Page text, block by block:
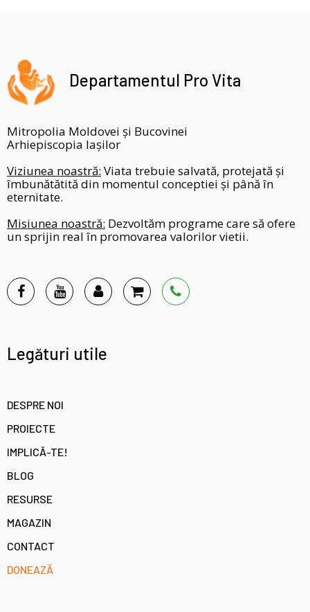
Departamentul Pro Vita
Mitropolia Moldovei și Bucovinei
Arhiepiscopia Iașilor
Viziunea noastră: Viata trebuie salvată, protejată și
îmbunătătită din momentul conceptiei și până în
eternitate.
Misiunea noastră: Dezvoltăm programe care să ofere
un sprijin real în promovarea valorilor vietii.
Legături utile
DESPRE NOI
PROIECTE
IMPLICĂ-TE!
BLOG
RESURSE
MAGAZIN
CONTACT
DONEAZĂ